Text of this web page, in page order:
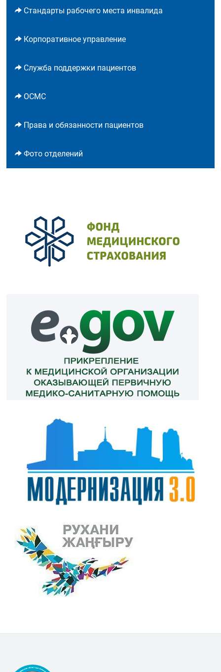
Стандарты рабочего места инвалида
Корпоративное управление
Служба поддержки пациентов
ОСМС
Права и обязанности пациентов
Фото отделений